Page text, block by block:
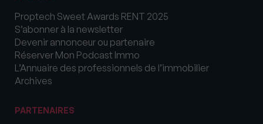
Proptech Sweet Awards RENT 2025
S’abonner à la newsletter
Devenir annonceur ou partenaire
Réserver Mon Podcast Immo
L’Annuaire des professionnels de l’immobilier
Archives
PARTENAIRES